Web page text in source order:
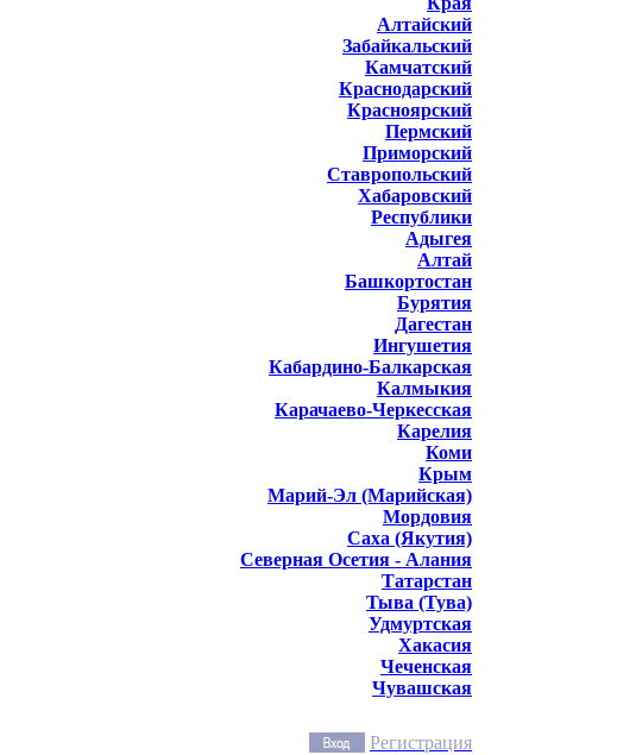
Алтайский
Забайкальский
Камчатский
Краснодарский
Красноярский
Пермский
Приморский
Ставропольский
Хабаровский
Республики
Адыгея
Алтай
Башкортостан
Бурятия
Дагестан
Ингушетия
Кабардино-Балкарская
Калмыкия
Карачаево-Черкесская
Карелия
Коми
Крым
Марий-Эл (Марийская)
Мордовия
Саха (Якутия)
Северная Осетия - Алания
Татарстан
Тыва (Тува)
Удмуртская
Хакасия
Чеченская
Чувашская
Регистрация